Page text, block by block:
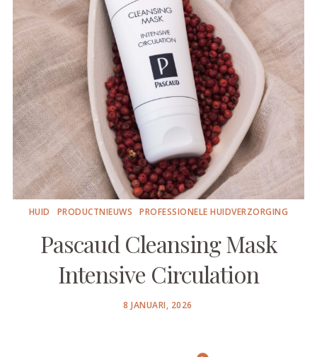
HUID PRODUCTNIEUWS PROFESSIONELE HUIDVERZORGING
Pascaud Cleansing Mask
Intensive Circulation
POSTED
8 JANUARI, 2026